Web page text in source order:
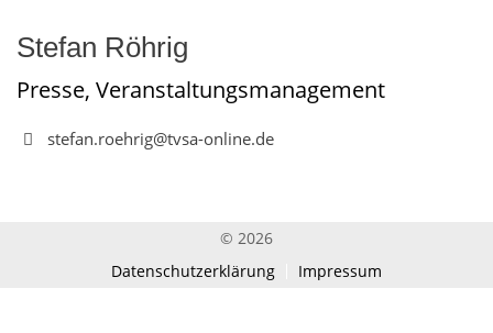
Stefan Röhrig
Presse, Veranstaltungsmanagement
stefan.roehrig@tvsa-online.de
© 2026
Datenschutzerklärung
Impressum